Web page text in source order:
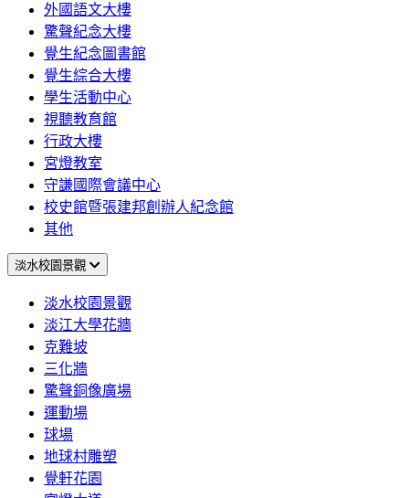
外國語文大樓
驚聲紀念大樓
覺生紀念圖書館
覺生綜合大樓
學生活動中心
視聽教育館
行政大樓
宮燈教室
守謙國際會議中心
校史館暨張建邦創辦人紀念館
其他
淡水校園景觀
淡水校園景觀
淡江大學花牆
克難坡
三化牆
驚聲銅像廣場
運動場
球場
地球村雕塑
覺軒花園